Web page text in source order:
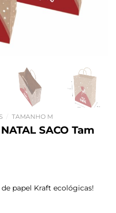
TAMANHO M
SACO Tam
papel Kraft ecológicas!